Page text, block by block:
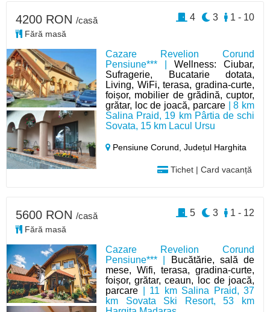
Cazare Revelion Corund
Pensiune*** |Wellness: Ciubar,
Sufragerie, Bucatarie dotata,
Living, WiFi, terasa, gradina-curte,
foișor, mobilier de grădină, cuptor,
grătar, loc de joacă, parcare| 8 km
Salina Praid, 19 km Pârtia de schi
Sovata, 15 km Lacul Ursu
Pensiune Corund,Județul Harghita
Tichet | Card vacanță
4200 RON /casă
Fără masă
1 - 10
3
4
Cazare Revelion Corund
Pensiune*** |
Bucătărie, sală de
mese, Wifi, terasa, gradina-curte,
foișor, grătar, ceaun, loc de joacă,
parcare | 11 km Salina Praid, 37
km Sovata Ski Resort, 53 km
5600 RON /casă
Fără masă
1 - 12
3
5